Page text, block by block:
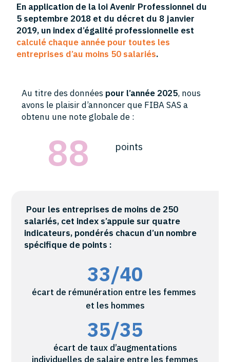
En application de la loi Avenir Professionnel du
5 septembre 2018 et du décret du 8 janvier
2019, un index d’égalité professionnelle est
calculé chaque année pour toutes les
entreprises d’au moins 50 salariés.
Au titre des données pour l’année 2025, nous
avons le plaisir d’annoncer que FIBA SAS a
obtenu une note globale de :
points
88
Pour les entreprises de moins de 250
salariés, cet index s’appuie sur quatre
indicateurs, pondérés chacun d’un nombre
spécifique de points :
33/40
écart de rémunération entre les femmes
et les hommes
35/35
écart de taux d’augmentations
individuelles de salaire entre les femmes